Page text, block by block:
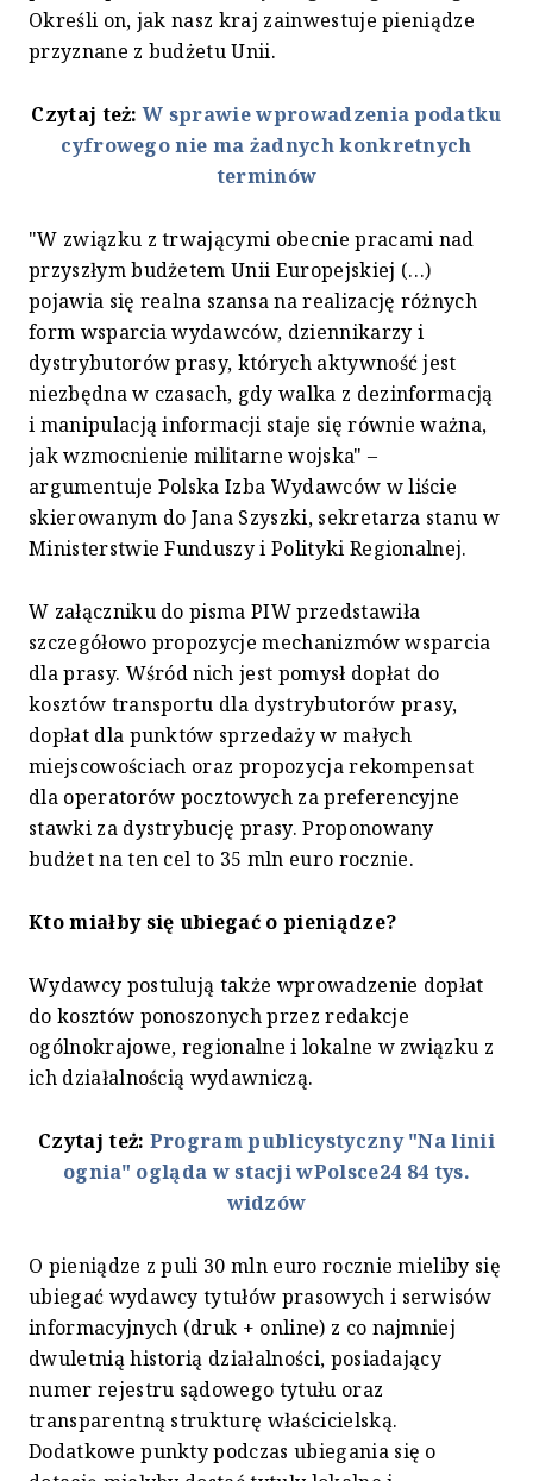
Określi on, jak nasz kraj zainwestuje pieniądze
przyznane z budżetu Unii.
Czytaj też:W sprawie wprowadzenia podatku
cyfrowego nie ma żadnych konkretnych
terminów
"W związku z trwającymi obecnie pracami nad
przyszłym budżetem Unii Europejskiej (…)
pojawia się realna szansa na realizację różnych
form wsparcia wydawców, dziennikarzy i
dystrybutorów prasy, których aktywność jest
niezbędna w czasach, gdy walka z dezinformacją
i manipulacją informacji staje się równie ważna,
jak wzmocnienie militarne wojska" –
argumentuje Polska Izba Wydawców w liście
skierowanym do Jana Szyszki, sekretarza stanu w
Ministerstwie Funduszy i Polityki Regionalnej.
W załączniku do pisma PIW przedstawiła
szczegółowo propozycje mechanizmów wsparcia
dla prasy. Wśród nich jest pomysł dopłat do
kosztów transportu dla dystrybutorów prasy,
dopłat dla punktów sprzedaży w małych
miejscowościach oraz propozycja rekompensat
dla operatorów pocztowych za preferencyjne
stawki za dystrybucję prasy. Proponowany
budżet na ten cel to 35 mln euro rocznie.
Kto miałby się ubiegać o pieniądze?
Wydawcy postulują także wprowadzenie dopłat
do kosztów ponoszonych przez redakcje
ogólnokrajowe, regionalne i lokalne w związku z
ich działalnością wydawniczą.
Czytaj też: Program publicystyczny "Na linii
ognia" ogląda w stacji wPolsce24 84 tys.
widzów
O pieniądze z puli 30 mln euro rocznie mieliby się
ubiegać wydawcy tytułów prasowych i serwisów
informacyjnych (druk + online) z co najmniej
dwuletnią historią działalności, posiadający
numer rejestru sądowego tytułu oraz
transparentną strukturę właścicielską.
Dodatkowe punkty podczas ubiegania się o